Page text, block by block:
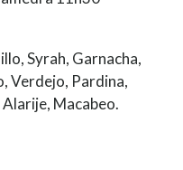
Syrah, Garnacha,
Verdejo, Pardina,
Macabeo.